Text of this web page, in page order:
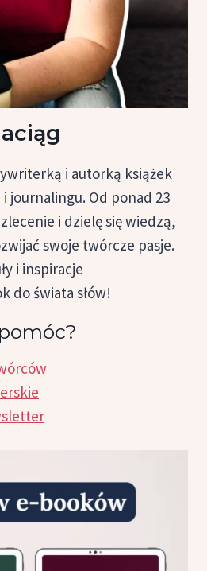
i autorką książek
journalingu. Od ponad 23
i dzielę się wiedzą,
swoje twórcze pasje.
i inspiracje
do świata słów!